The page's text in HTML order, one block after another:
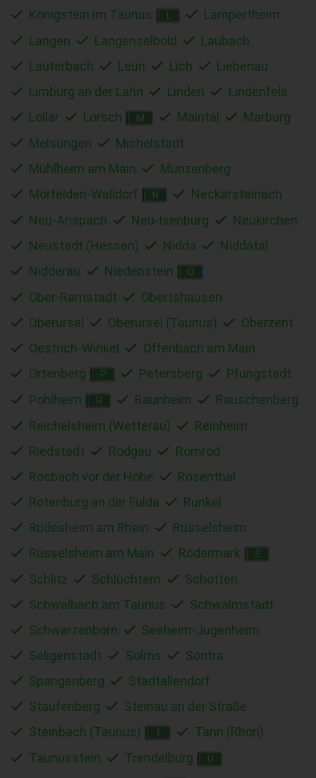
Königstein im Taunus
Lampertheim
Langen
Langenselbold
Laubach
Lauterbach
Leun Lich
Liebenau
Limburg an der Lahn
Linden
Lindenfels
Lollar
Lorsch M Maintal
Marburg
Melsungen
Michelstadt
Mühlheim am Main
Münzenberg
Mörfelden-Walldorf
N
Neckarsteinach
Neu-Anspach
Neu-Isenburg
Neukirchen
Neustadt (Hessen)
Nidda
Niddatal
Nidderau
Niedenstein O
Ober-Ramstadt
Obertshausen
Oberursel
Oberursel (Taunus)
Oberzent
Oestrich-Winkel
Offenbach am Main
Ortenberg
P Petersberg
Pfungstadt
Pohlheim
R Raunheim
Rauschenberg
Reichelsheim (Wetterau)
Reinheim
Riedstadt
Rodgau
Romrod
Rosbach vor der Höhe
Rosenthal
Rotenburg an der Fulda
Runkel
Rüdesheim am Rhein
Rüsselsheim
Rüsselsheim am Main
Rödermark S
Schlitz Schlüchtern
Schotten
Schwalbach am Taunus
Schwalmstadt
Schwarzenborn
Seeheim-Jugenheim
Seligenstadt
Solms
Sontra
Spangenberg
Stadtallendorf
Staufenberg
Steinau an der Straße
Steinbach (Taunus)
T
Tann (Rhön)
Taunusstein
Trendelburg U